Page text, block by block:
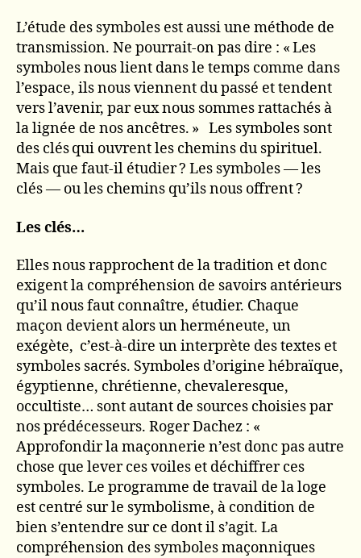
L’étude des symboles est aussi une méthode de
transmission. Ne pourrait-on pas dire : « Les
symboles nous lient dans le temps comme dans
l’espace, ils nous viennent du passé et tendent
vers l’avenir, par eux nous sommes rattachés à
la lignée de nos ancêtres. » Les symboles sont
des clés qui ouvrent les chemins du spirituel.
Mais que faut-il étudier ? Les symboles — les
clés — ou les chemins qu’ils nous offrent ?
Les clés…
Elles nous rapprochent de la tradition et donc
exigent la compréhension de savoirs antérieurs
qu’il nous faut connaître, étudier. Chaque
maçon devient alors un herméneute, un
exégète, c’est-à-dire un interprète des textes et
symboles sacrés. Symboles d’origine hébraïque,
égyptienne, chrétienne, chevaleresque,
occultiste… sont autant de sources choisies par
nos prédécesseurs. Roger Dachez : «
Approfondir la maçonnerie n’est donc pas autre
chose que lever ces voiles et déchiffrer ces
symboles. Le programme de travail de la loge
est centré sur le symbolisme, à condition de
bien s’entendre sur ce dont il s’agit. La
compréhension des symboles maçonniques